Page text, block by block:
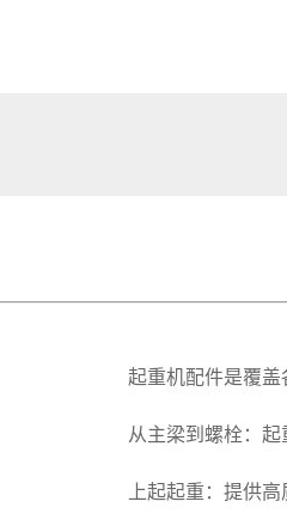
起重机配件是覆
从主梁到螺栓：
上起起重：提供